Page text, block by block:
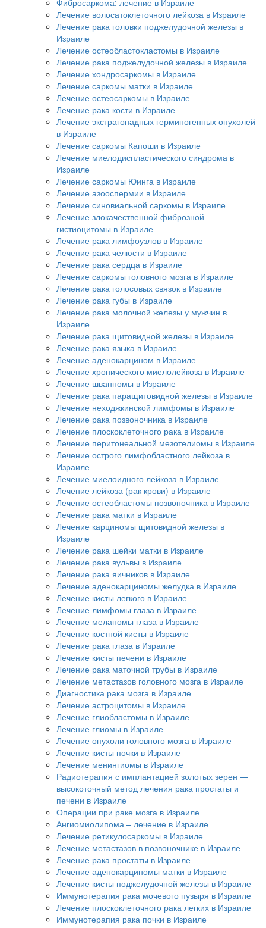
Лечение волосатоклеточного лейкоза в Израиле
Лечение рака головки поджелудочной железы в
Израиле
Лечение остеобластокластомы в Израиле
Лечение рака поджелудочной железы в Израиле
Лечение хондросаркомы в Израиле
Лечение саркомы матки в Израиле
Лечение остеосаркомы в Израиле
Лечение рака кости в Израиле
Лечение экстрагонадных герминогенных опухолей
в Израиле
Лечение саркомы Капоши в Израиле
Лечение миелодиспластического синдрома в
Израиле
Лечение саркомы Юинга в Израиле
Лечение азооспермии в Израиле
Лечение синовиальной саркомы в Израиле
Лечение злокачественной фиброзной
гистиоцитомы в Израиле
Лечение рака лимфоузлов в Израиле
Лечение рака челюсти в Израиле
Лечение рака сердца в Израиле
Лечение саркомы головного мозга в Израиле
Лечение рака голосовых связок в Израиле
Лечение рака губы в Израиле
Лечение рака молочной железы у мужчин в
Израиле
Лечение рака щитовидной железы в Израиле
Лечение рака языка в Израиле
Лечение аденокарцином в Израиле
Лечение хронического миелолейкоза в Израиле
Лечение шванномы в Израиле
Лечение рака паращитовидной железы в Израиле
Лечение неходжкинской лимфомы в Израиле
Лечение рака позвоночника в Израиле
Лечение плоскоклеточного рака в Израиле
Лечение перитонеальной мезотелиомы в Израиле
Лечение острого лимфобластного лейкоза в
Израиле
Лечение миелоидного лейкоза в Израиле
Лечение лейкоза (рак крови) в Израиле
Лечение остеобластомы позвоночника в Израиле
Лечение рака матки в Израиле
Лечение карциномы щитовидной железы в
Израиле
Лечение рака шейки матки в Израиле
Лечение рака вульвы в Израиле
Лечение рака яичников в Израиле
Лечение аденокарциномы желудка в Израиле
Лечение кисты легкого в Израиле
Лечение лимфомы глаза в Израиле
Лечение меланомы глаза в Израиле
Лечение костной кисты в Израиле
Лечение рака глаза в Израиле
Лечение кисты печени в Израиле
Лечение рака маточной трубы в Израиле
Лечение метастазов головного мозга в Израиле
Диагностика рака мозга в Израиле
Лечение астроцитомы в Израиле
Лечение глиобластомы в Израиле
Лечение глиомы в Израиле
Лечение опухоли головного мозга в Израиле
Лечение кисты почки в Израиле
Лечение менингиомы в Израиле
Радиотерапия с имплантацией золотых зерен —
высокоточный метод лечения рака простаты и
печени в Израиле
Операции при раке мозга в Израиле
Ангиомиолипома – лечение в Израиле
Лечение ретикулосаркомы в Израиле
Лечение метастазов в позвоночнике в Израиле
Лечение рака простаты в Израиле
Лечение аденокарциномы матки в Израиле
Лечение кисты поджелудочной железы в Израиле
Иммунотерапия рака мочевого пузыря в Израиле
Лечение плоскоклеточного рака легких в Израиле
Иммунотерапия рака почки в Израиле